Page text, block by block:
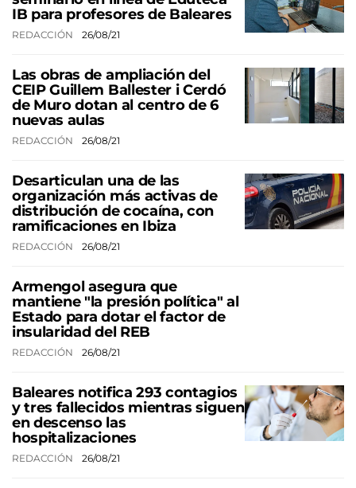
IB para profesores de Baleares
REDACCIÓN 26/08/21
Las obras de ampliación del
CEIP Guillem Ballester i Cerdó
de Muro dotan al centro de 6
nuevas aulas
REDACCIÓN 26/08/21
Desarticulan una de las
organización más activas de
distribución de cocaína, con
ramificaciones en Ibiza
REDACCIÓN 26/08/21
Armengol asegura que
mantiene "la presión política" al
Estado para dotar el factor de
insularidad del REB
REDACCIÓN 26/08/21
Baleares notifica 293 contagios
y tres fallecidos mientras siguen
en descenso las
hospitalizaciones
REDACCIÓN 26/08/21